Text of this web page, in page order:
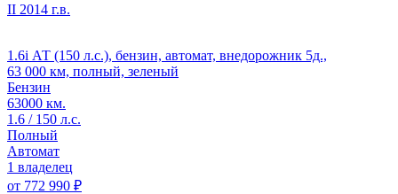
II 2014 г.в.
1.6i АТ (150 л.с.), бензин, автомат, внедорожник 5д.,
63 000 км, полный, зеленый
Бензин
63000 км.
1.6 / 150 л.с.
Полный
Автомат
1 владелец
от 772 990 ₽